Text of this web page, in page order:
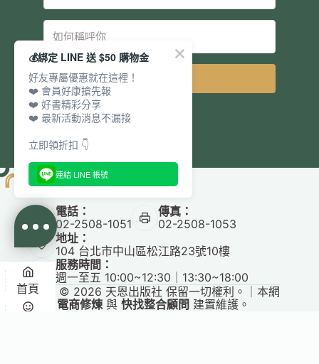
電話：
02-2508-1051
傳真：
02-2508-1053
地址：
104 台北市中山區松江路23號10樓
服務時間：
週一至五 10:00~12:30｜13:30~18:00
Copyright © 2026 天恩出版社 保留一切權利。｜本網
站由 電商修煉與快找整合顧問 建置維護。
首頁
💰綁定 LINE 送 $50 購物金
好友專屬優惠就在這裡！
❤️ 會員好康搶先報
❤️ 好書精彩分享
❤️ 最新活動消息不漏接
立即領折扣 👇
連結 LINE 帳號